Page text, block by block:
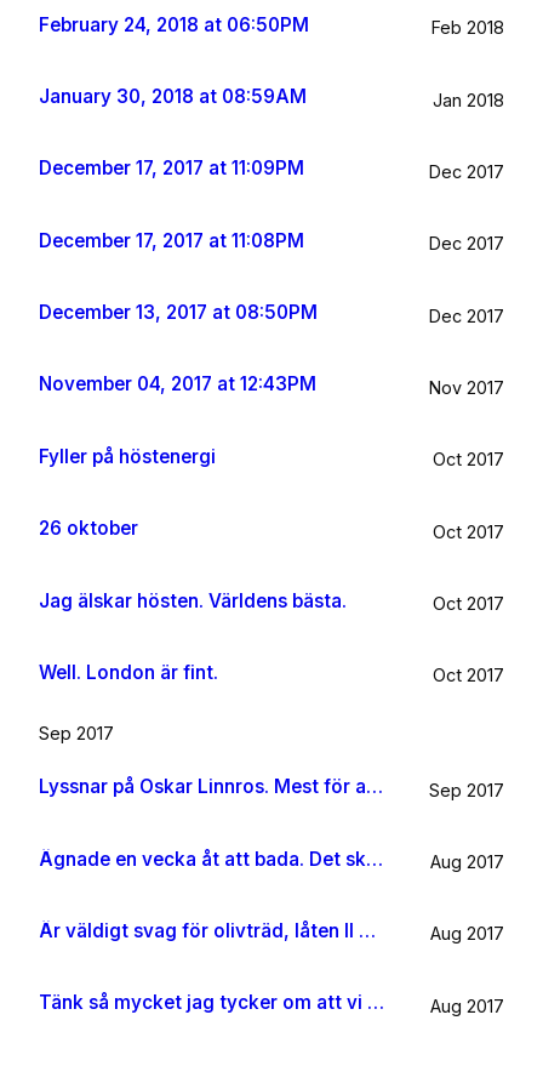
February 24, 2018 at 06:50PM Feb 2018
January 30, 2018 at 08:59AM Jan 2018
December 17, 2017 at 11:09PM Dec 2017
December 17, 2017 at 11:08PM Dec 2017
December 13, 2017 at 08:50PM Dec 2017
November 04, 2017 at 12:43PM Nov 2017
Fyller på höstenergi Oct 2017
26 oktober Oct 2017
Jag älskar hösten. Världens bästa. Oct 2017
Well. London är fint. Oct 2017
Sep 2017
Lyssnar på Oskar Linnros. Mest för att det känns rätt. Oavsett. Sep 2017
Ägnade en vecka åt att bada. Det ska jag göra någon mer gång i livet. Aug 2017
Är väldigt svag för olivträd, låten Il mondo och motljus som möter vacker utsikt. Så lever lite på känslan av Grekland ett tag till. Aug 2017
Tänk så mycket jag tycker om att vi har kossor på vägen till sommarhuset. Aug 2017